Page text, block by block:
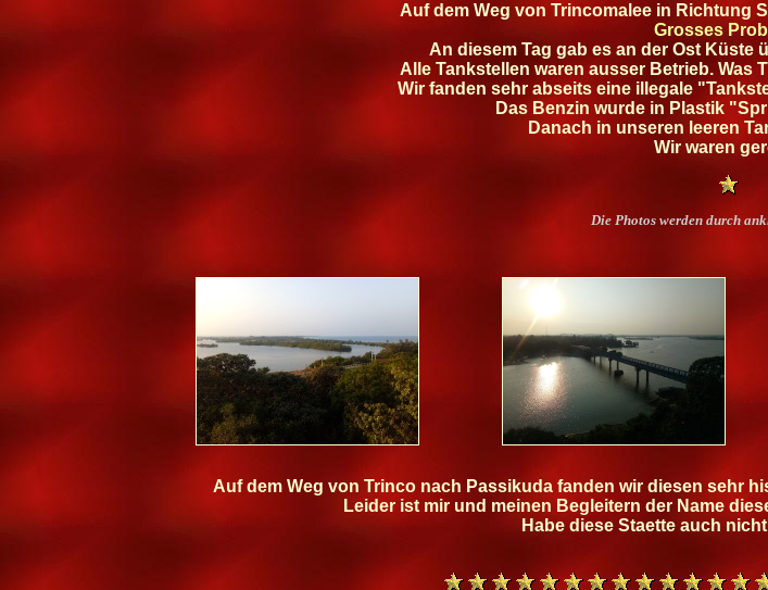
Auf dem Weg von Trincomalee in Richtung
Grosses
An diesem Tag gab es an der Ost Küste
Alle Tankstellen waren ausser Betrieb. Was
Wir fanden sehr abseits eine illegale
Das Benzin wurde in Plastik
Danach in unseren leeren
Wir waren
Die Photos werden durch
Auf dem Weg von Trinco nach Passikuda fanden wir diesen sehr
Leider ist mir und meinen Begleitern der Name
Habe diese Staette auch